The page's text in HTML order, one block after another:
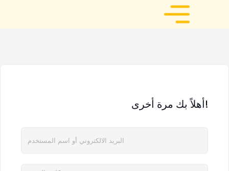
أهلاً بك مرة أخرى!